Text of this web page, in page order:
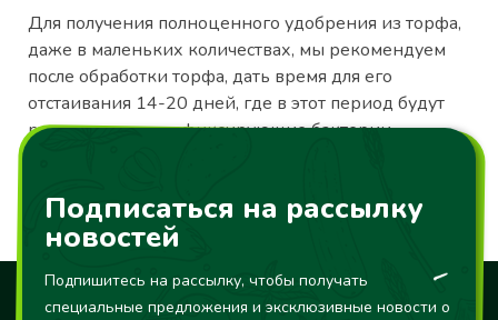
Для получения полноценного удобрения из торфа,
даже в маленьких количествах, мы рекомендуем
после обработки торфа, дать время для его
отстаивания 14-20 дней, где в этот период будут
развиваться азотофиксирующие бактерии.
100% уйти от использования химических
минералов для гидропоники!
Подписаться на рассылку
новостей
Подпишитесь на рассылку, чтобы получать
специальные предложения и эксклюзивные новости о